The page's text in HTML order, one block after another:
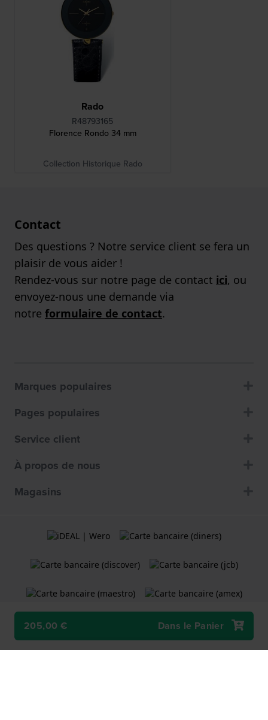
205,00 € Dans le Panier
Rado
R48793165
Florence Rondo 34 mm
Collection Historique Rado
Contact
Des questions ? Notre service client se fera un
plaisir de vous aider !
Rendez-vous sur notre page de contact ici, ou
envoyez-nous une demande via
notre formulaire de contact.
Marques populaires
Pages populaires
Service client
À propos de nous
Magasins